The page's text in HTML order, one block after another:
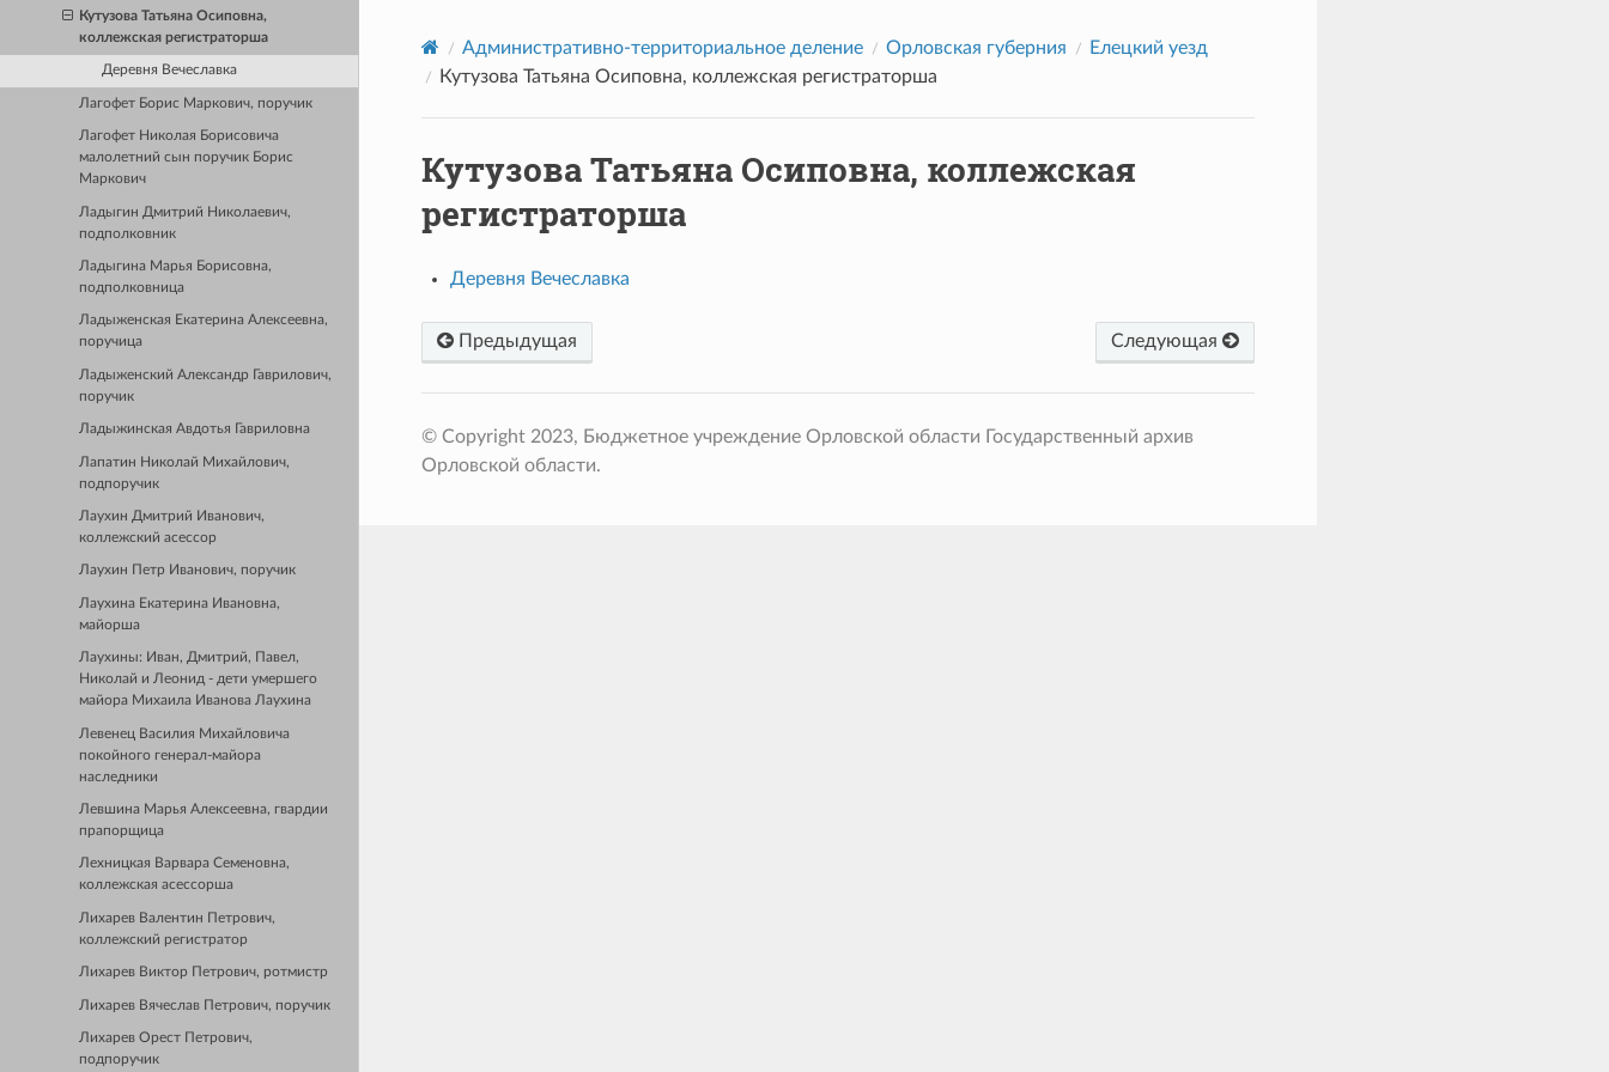
Кутузова Татьяна Осиповна,
коллежская регистраторша
Деревня Вечеславка
Лагофет Борис Маркович, поручик
Лагофет Николая Борисовича
малолетний сын поручик Борис
Маркович
Ладыгин Дмитрий Николаевич,
подполковник
Ладыгина Марья Борисовна,
подполковница
Ладыженская Екатерина Алексеевна,
поручица
Ладыженский Александр Гаврилович,
поручик
Ладыжинская Авдотья Гавриловна
Лапатин Николай Михайлович,
подпоручик
Лаухин Дмитрий Иванович,
коллежский асессор
Лаухин Петр Иванович, поручик
Лаухина Екатерина Ивановна,
майорша
Лаухины: Иван, Дмитрий, Павел,
Николай и Леонид - дети умершего
майора Михаила Иванова Лаухина
Левенец Василия Михайловича
покойного генерал-майора
наследники
Левшина Марья Алексеевна, гвардии
прапорщица
Лехницкая Варвара Семеновна,
коллежская асессорша
Лихарев Валентин Петрович,
коллежский регистратор
Лихарев Виктор Петрович, ротмистр
Лихарев Вячеслав Петрович, поручик
Лихарев Орест Петрович,
подпоручик
Административно-территориальное деление Орловская губерния
Елецкий уезд
Кутузова Татьяна Осиповна, коллежская регистраторша
Кутузова Татьяна Осиповна, коллежская
регистраторша
Деревня Вечеславка
Предыдущая Следующая
© Copyright 2023, Бюджетное учреждение Орловской области Государственный архив
Орловской области.